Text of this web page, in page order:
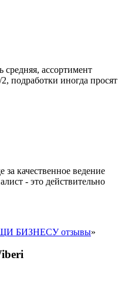
средняя, ассортимент
подработки иногда просят
качественное ведение
- это действительно
БИЗНЕСУ отзывы»